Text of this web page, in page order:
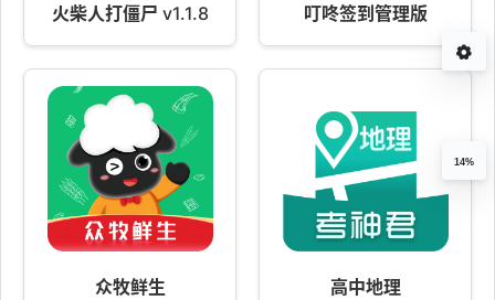
火柴人打僵尸 v1.1.8 叮咚签到管理版
众牧鲜生 高中地理
14%